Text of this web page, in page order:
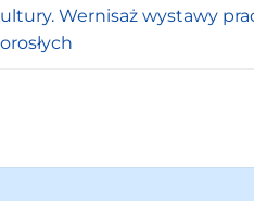
Wernisaż wystawy